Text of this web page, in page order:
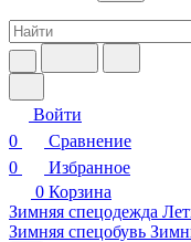
Войти
0
Сравнение
0
Избранное
0 Корзина
Зимняя спецодежда
Зимняя спецобувь